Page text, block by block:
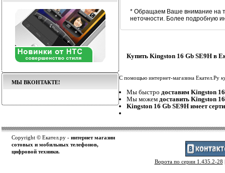
МЫ ВКОНТАКТЕ!
* Обращаем Ваше внимание на
неточности. Более подробную
Купить Kingston 16 Gb SE9H в
С помощью интернет-магазина Екател.Ру
Мы быстро доставим Kingston
Мы можем доставить Kingston
Kingston 16 Gb SE9H имеет
Copyright © Екател.ру - интернет магазин
сотовых и мобильных телефонов,
цифровой техники.
Ворота по серии 1.435.2-28